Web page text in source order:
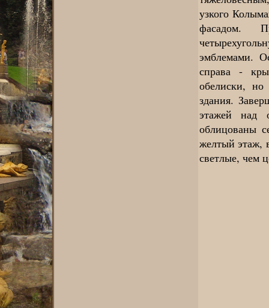
узкого
фасадом.
эмблемами.
справа -
обелиски,
здания.
этажей над
облицованы
желтый этаж,
светлые, чем